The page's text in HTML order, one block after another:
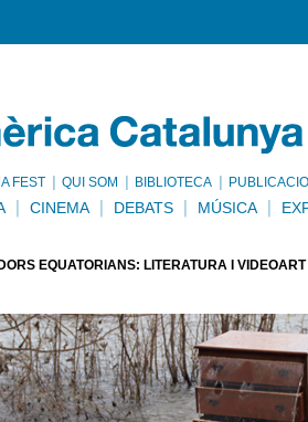
FEST QUI SOM BIBLIOTECA
CINEMA DEBATS MÚSICA
EQUATORIANS: LITERATURA I VIDEOART